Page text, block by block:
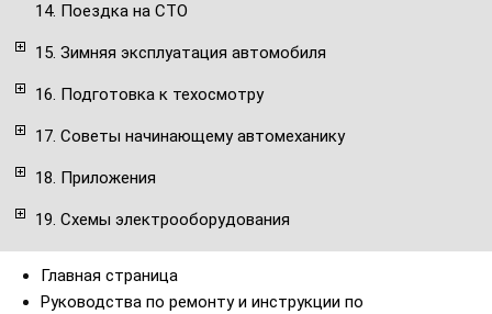
14. Поездка на СТО
15. Зимняя эксплуатация автомобиля
16. Подготовка к техосмотру
17. Советы начинающему автомеханику
18. Приложения
19. Схемы электрооборудования
Главная страница
Руководства по ремонту и инструкции по